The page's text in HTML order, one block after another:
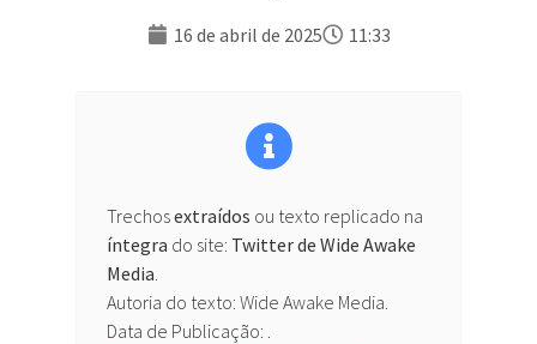
16 de abril de 2025 11:33
Trechosextraídos ou texto replicado na
íntegra do site: Twitter de Wide Awake
Media
Autoria do texto: Wide Awake Media.
Data de Publicação: .